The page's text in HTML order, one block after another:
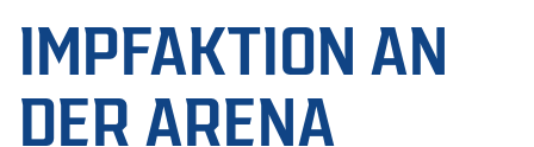
IMPFAKTION AN
DER ARENA